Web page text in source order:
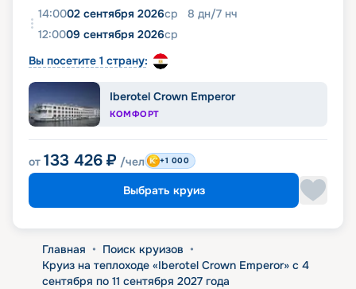
14:0002 сентября 2026ср 8 дн/7 нч
12:0009 сентября 2026ср
Вы посетите 1 страну:
Iberotel Crown Emperor
КОМФОРТ
от 133 426 ₽ /чел +1 000
Выбрать круиз
Главная • Поиск круизов •
Круиз на теплоходе «Iberotel Crown Emperor» с 4
сентября по 11 сентября 2027 года